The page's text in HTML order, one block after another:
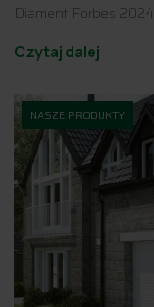
Diament Forbes 2024
Czytaj dalej
NASZE PRODUKTY